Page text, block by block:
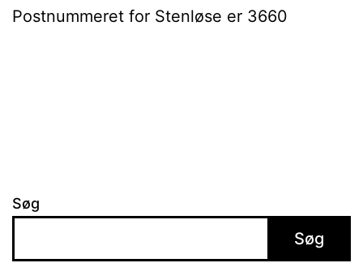
Postnummeret for Stenløse er 3660
Søg
Søg